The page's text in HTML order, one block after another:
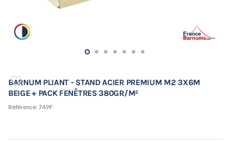
BARNUM PLIANT - STAND ACIER PREMIUM M2 3X6M
BEIGE + PACK FENÊTRES 380GR/M²
Référence: 749F